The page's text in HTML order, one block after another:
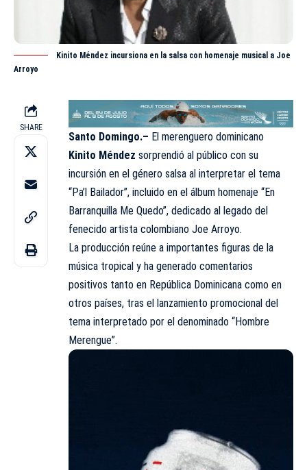
Kinito Méndez incursiona en la salsa con homenaje musical a Joe
Arroyo
SHARE
Santo Domingo.– El merenguero dominicano
Kinito Méndez sorprendió al público con su
incursión en el género salsa al interpretar el tema
“Pa’l Bailador”, incluido en el álbum homenaje “En
Barranquilla Me Quedo”, dedicado al legado del
fenecido artista colombiano Joe Arroyo.
La producción reúne a importantes figuras de la
música tropical y ha generado comentarios
positivos tanto en República Dominicana como en
otros países, tras el lanzamiento promocional del
tema interpretado por el denominado “Hombre
Merengue”.